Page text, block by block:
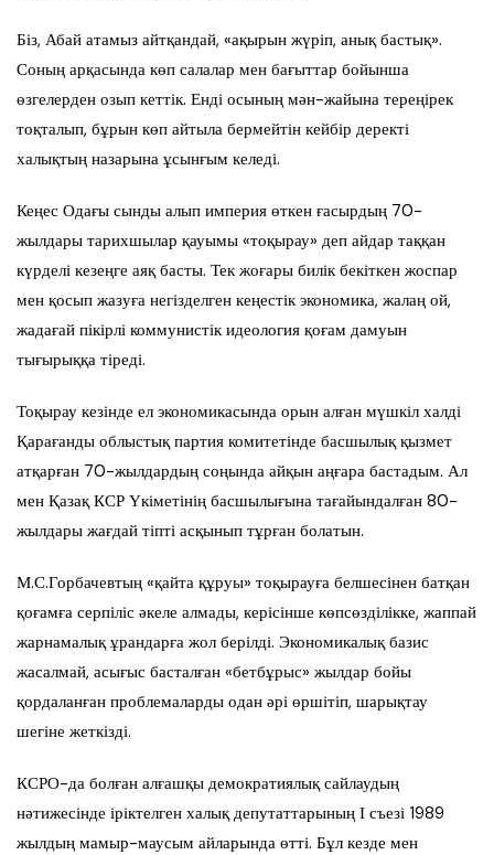
Біз, Абай атамыз айтқандай, «ақырын жүріп, анық бастық».
Соның арқасында көп салалар мен бағыттар бойынша
өзгелерден озып кеттік. Енді осының мән-жайына тереңірек
тоқталып, бұрын көп айтыла бермейтін кейбір деректі
халықтың назарына ұсынғым келеді.
Кеңес Одағы сынды алып империя өткен ғасырдың 70-
жылдары тарихшылар қауымы «тоқырау» деп айдар таққан
күрделі кезеңге аяқ басты. Тек жоғары билік бекіткен жоспар
мен қосып жазуға негізделген кеңестік экономика, жалаң ой,
жадағай пікірлі коммунистік идеология қоғам дамуын
тығырыққа тіреді.
Тоқырау кезінде ел экономикасында орын алған мүшкіл халді
Қарағанды облыстық партия комитетінде басшылық қызмет
атқарған 70-жылдардың соңында айқын аңғара бастадым. Ал
мен Қазақ КСР Үкіметінің басшылығына тағайындалған 80-
жылдары жағдай тіпті асқынып тұрған болатын.
М.С.Горбачевтың «қайта құруы» тоқырауға белшесінен батқан
қоғамға серпіліс әкеле алмады, керісінше көпсөзділікке, жаппай
жарнамалық ұрандарға жол берілді. Экономикалық базис
жасалмай, асығыс басталған «бетбұрыс» жылдар бойы
қордаланған проблемаларды одан әрі өршітіп, шарықтау
шегіне жеткізді.
КСРО-да болған алғашқы демократиялық сайлаудың
нәтижесінде іріктелген халық депутаттарының І съезі 1989
жылдың мамыр-маусым айларында өтті. Бұл кезде мен